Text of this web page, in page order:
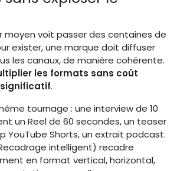
moyen voit passer des centaines de
exister, une marque doit diffuser
les canaux, de manière cohérente.
les formats sans coût
.
tournage : une interview de 10
un Reel de 60 secondes, un teaser
YouTube Shorts, un extrait podcast.
intelligent) recadre
en format vertical, horizontal,